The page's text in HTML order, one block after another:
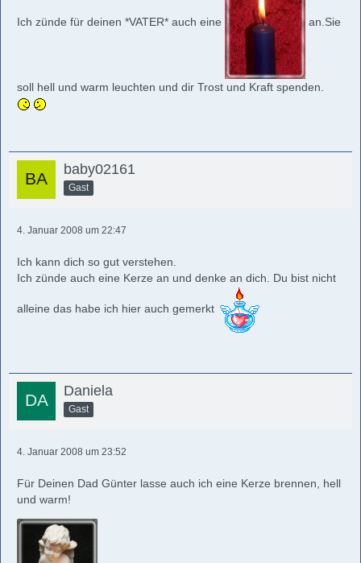
Ich zünde für deinen *VATER* auch eine an.Sie
soll hell und warm leuchten und dir Trost und Kraft spenden.
baby02161
Gast
4. Januar 2008 um 22:47
Ich kann dich so gut verstehen.
Ich zünde auch eine Kerze an und denke an dich. Du bist nicht
alleine das habe ich hier auch gemerkt
Daniela
Gast
4. Januar 2008 um 23:52
Für Deinen Dad Günter lasse auch ich eine Kerze brennen, hell
und warm!